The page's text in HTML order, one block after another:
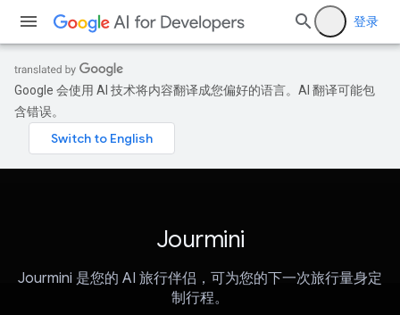
登录
Google 会使用 AI 技术将内容翻译成您偏好的语言。AI 翻译可能包
含错误。
Jourmini
Jourmini 是您的 AI 旅行伴侣，可为您的下一次旅行量身定
制行程。